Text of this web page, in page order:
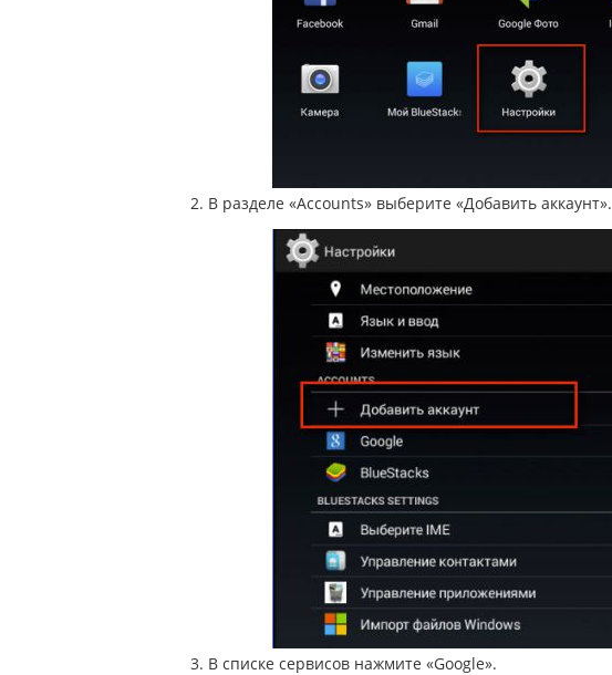
2. В разделе «Accounts» выберите «Добавить аккаунт».
3. В списке сервисов нажмите «Google».